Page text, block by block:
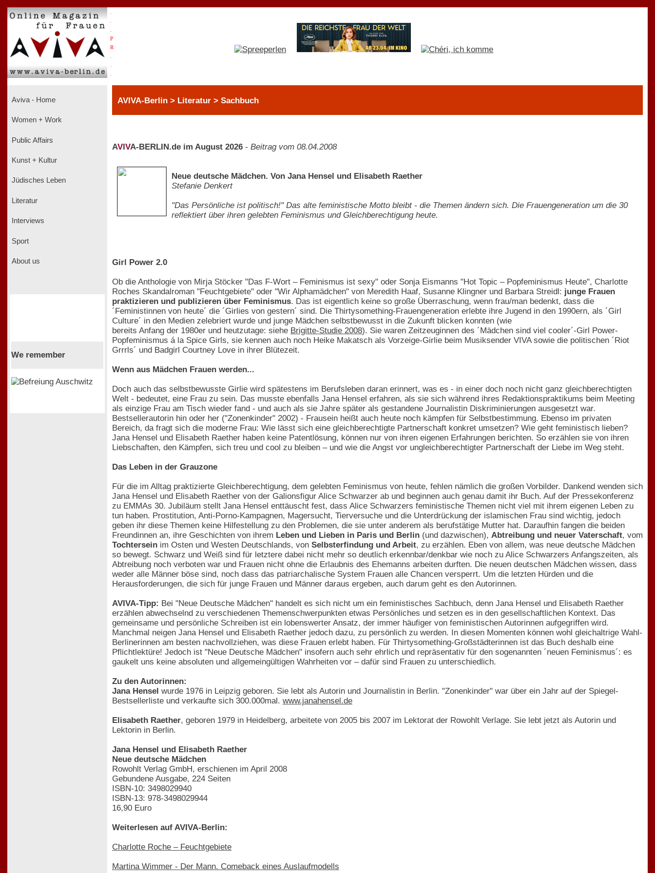
P
R
Aviva - Home
Women + Work
Public Affairs
Kunst + Kultur
Jüdisches Leben
Literatur
Interviews
Sport
About us
We remember
AVIVA-Berlin > Literatur > Sachbuch
AV VA-BERLIN.de im August 2026 - Beitrag vom 08.04.2008
Neue deutsche Mädchen. Von Jana Hensel und Elisabeth Raether
Stefanie Denkert
"Das Persönliche ist politisch!" Das alte feministische Motto bleibt - die Themen ändern sich. Die Frauengeneration um die 30
reflektiert über ihren gelebten Feminismus und Gleichberechtigung heute.
Girl Power 2.0
Ob die Anthologie von Mirja Stöcker "Das F-Wort – Feminismus ist sexy" oder Sonja Eismanns "Hot Topic – Popfeminismus Heute", Charlotte
Roches Skandalroman "Feuchtgebiete" oder "Wir Alphamädchen" von Meredith Haaf, Susanne Klingner und Barbara Streidl: junge Frauen
praktizieren und publizieren über Feminismus. Das ist eigentlich keine so große Überraschung, wenn frau/man bedenkt, dass die
´Feministinnen von heute´ die ´Girlies von gestern´ sind. Die Thirtysomething-Frauengeneration erlebte ihre Jugend in den 1990ern, als ´Girl
Culture´ in den Medien zelebriert wurde und junge Mädchen selbstbewusst in die Zukunft blicken konnten (wie
bereits Anfang der 1980er und heutzutage: siehe Brigitte-Studie 2008). Sie waren Zeitzeuginnen des ´Mädchen sind viel cooler´-Girl Power-
Popfeminismus á la Spice Girls, sie kennen auch noch Heike Makatsch als Vorzeige-Girlie beim Musiksender VIVA sowie die politischen ´Riot
Grrrls´ und Badgirl Courtney Love in ihrer Blütezeit.
Wenn aus Mädchen Frauen werden...
Doch auch das selbstbewusste Girlie wird spätestens im Berufsleben daran erinnert, was es - in einer doch noch nicht ganz gleichberechtigten
Welt - bedeutet, eine Frau zu sein. Das musste ebenfalls Jana Hensel erfahren, als sie sich während ihres Redaktionspraktikums beim Meeting
als einzige Frau am Tisch wieder fand - und auch als sie Jahre später als gestandene Journalistin Diskriminierungen ausgesetzt war.
Bestsellerautorin hin oder her ("Zonenkinder" 2002) - Frausein heißt auch heute noch kämpfen für Selbstbestimmung. Ebenso im privaten
Bereich, da fragt sich die moderne Frau: Wie lässt sich eine gleichberechtigte Partnerschaft konkret umsetzen? Wie geht feministisch lieben?
Jana Hensel und Elisabeth Raether haben keine Patentlösung, können nur von ihren eigenen Erfahrungen berichten. So erzählen sie von ihren
Liebschaften, den Kämpfen, sich treu und cool zu bleiben – und wie die Angst vor ungleichberechtigter Partnerschaft der Liebe im Weg steht.
Das Leben in der Grauzone
Für die im Alltag praktizierte Gleichberechtigung, dem gelebten Feminismus von heute, fehlen nämlich die großen Vorbilder. Dankend wenden sich
Jana Hensel und Elisabeth Raether von der Galionsfigur Alice Schwarzer ab und beginnen auch genau damit ihr Buch. Auf der Pressekonferenz
zu EMMAs 30. Jubiläum stellt Jana Hensel enttäuscht fest, dass Alice Schwarzers feministische Themen nicht viel mit ihrem eigenen Leben zu
tun haben. Prostitution, Anti-Porno-Kampagnen, Magersucht, Tierversuche und die Unterdrückung der islamischen Frau sind wichtig, jedoch
geben ihr diese Themen keine Hilfestellung zu den Problemen, die sie unter anderem als berufstätige Mutter hat. Daraufhin fangen die beiden
Freundinnen an, ihre Geschichten von ihrem Leben und Lieben in Paris und Berlin (und dazwischen), Abtreibung und neuer Vaterschaft, vom
Tochtersein im Osten und Westen Deutschlands, von Selbsterfindung und Arbeit, zu erzählen. Eben von allem, was neue deutsche Mädchen
so bewegt. Schwarz und Weiß sind für letztere dabei nicht mehr so deutlich erkennbar/denkbar wie noch zu Alice Schwarzers Anfangszeiten, als
Abtreibung noch verboten war und Frauen nicht ohne die Erlaubnis des Ehemanns arbeiten durften. Die neuen deutschen Mädchen wissen, dass
weder alle Männer böse sind, noch dass das patriarchalische System Frauen alle Chancen versperrt. Um die letzten Hürden und die
Herausforderungen, die sich für junge Frauen und Männer daraus ergeben, auch darum geht es den Autorinnen.
AVIVA-Tipp: Bei "Neue Deutsche Mädchen" handelt es sich nicht um ein feministisches Sachbuch, denn Jana Hensel und Elisabeth Raether
erzählen abwechselnd zu verschiedenen Themenschwerpunkten etwas Persönliches und setzen es in den gesellschaftlichen Kontext. Das
gemeinsame und persönliche Schreiben ist ein lobenswerter Ansatz, der immer häufiger von feministischen Autorinnen aufgegriffen wird.
Manchmal neigen Jana Hensel und Elisabeth Raether jedoch dazu, zu persönlich zu werden. In diesen Momenten können wohl gleichaltrige Wahl-
Berlinerinnen am besten nachvollziehen, was diese Frauen erlebt haben. Für Thirtysomething-Großstädterinnen ist das Buch deshalb eine
Pflichtlektüre! Jedoch ist "Neue Deutsche Mädchen" insofern auch sehr ehrlich und repräsentativ für den sogenannten ´neuen Feminismus´: es
gaukelt uns keine absoluten und allgemeingültigen Wahrheiten vor – dafür sind Frauen zu unterschiedlich.
Zu den Autorinnen:
Jana Hensel wurde 1976 in Leipzig geboren. Sie lebt als Autorin und Journalistin in Berlin. "Zonenkinder" war über ein Jahr auf der Spiegel-
Bestsellerliste und verkaufte sich 300.000mal. www.janahensel.de
Elisabeth Raether, geboren 1979 in Heidelberg, arbeitete von 2005 bis 2007 im Lektorat der Rowohlt Verlage. Sie lebt jetzt als Autorin und
Lektorin in Berlin.
Jana Hensel und Elisabeth Raether
Neue deutsche Mädchen
Rowohlt Verlag GmbH, erschienen im April 2008
Gebundene Ausgabe, 224 Seiten
ISBN-10: 3498029940
ISBN-13: 978-3498029944
16,90 Euro
Weiterlesen auf AVIVA-Berlin:
Charlotte Roche – Feuchtgebiete
Martina Wimmer - Der Mann. Comeback eines Auslaufmodells